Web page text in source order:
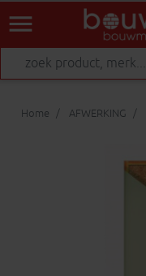
menu
Home AFWERKING